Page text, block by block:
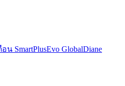
อน SmartPlusEvo GlobalDiane